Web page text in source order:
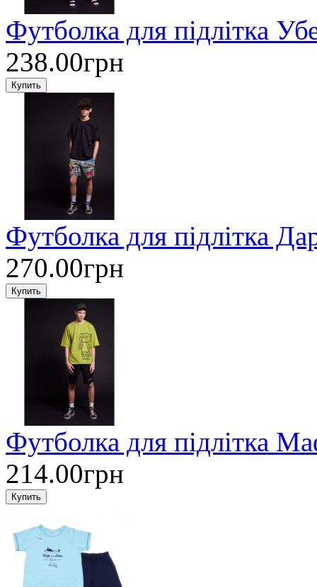
Футболка для підлітка
238.00грн
Футболка для підлітка
270.00грн
Футболка для підлітка
214.00грн